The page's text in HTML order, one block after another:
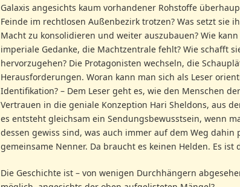
Galaxis angesichts kaum vorhandener Rohstoffe
Feinde im rechtlosen Außenbezirk trotzen? Was setzt sie
Macht zu konsolidieren und weiter auszubauen? Wie
imperiale Gedanke, die Machtzentrale fehlt? Wie schafft
hervorzugehen? Die Protagonisten wechseln, die
Herausforderungen. Woran kann man sich als Leser
Identifikation? – Dem Leser geht es, wie den Menschen
Vertrauen in die geniale Konzeption Hari Sheldons, aus
es entsteht gleichsam ein Sendungsbewusstsein, wenn
dessen gewiss sind, was auch immer auf dem Weg
gemeinsame Nenner. Da braucht es keinen Helden. Es
Die Geschichte ist – von wenigen Durchhängern